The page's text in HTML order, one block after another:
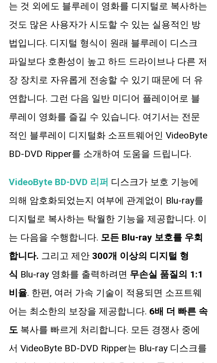
는 것 외에도 블루레이 영화를 디지털로 복사하는
것도 많은 사용자가 시도할 수 있는 실용적인 방
법입니다. 디지털 형식이 원래 블루레이 디스크
파일보다 호환성이 높고 하드 드라이브나 다른 저
장 장치로 자유롭게 전송할 수 있기 때문에 더 유
연합니다. 그런 다음 일반 미디어 플레이어로 블
루레이 영화를 즐길 수 있습니다. 여기서는 전문
적인 블루레이 디지털화 소프트웨어인 VideoByte
BD-DVD Ripper를 소개하여 도움을 드립니다.
VideoByte BD-DVD 리퍼 디스크가 보호 기능에
의해 암호화되었는지 여부에 관계없이 Blu-ray를
디지털로 복사하는 탁월한 기능을 제공합니다. 이
는 다음을 수행합니다. 모든 Blu-ray 보호를 우회
합니다. 그리고 제안 300개 이상의 디지털 형
식 Blu-ray 영화를 출력하려면 무손실 품질의 1:1
비율. 한편, 여러 가속 기술이 적용되면 소프트웨
어는 최소한의 보장을 제공합니다. 6배 더 빠른 속
도 복사를 빠르게 처리합니다. 모든 경쟁사 중에
서 VideoByte BD-DVD Ripper는 Blu-ray 디스크를